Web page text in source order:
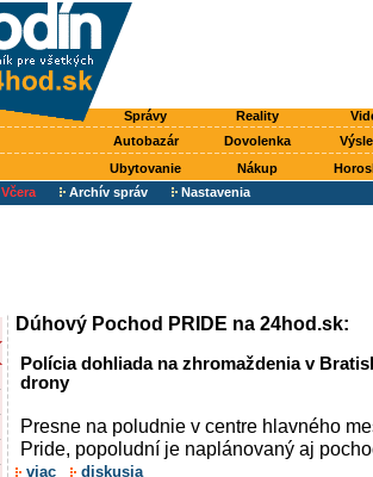
Správy Reality
Autobazár Dovolenka
Ubytovanie Nákup
Včera Archív správ Nastavenia
Dúhový Pochod PRIDE na 24hod.sk:
Polícia dohliada na zhromaždenia v
drony
Presne na poludnie v centre hlavného
Pride, popoludní je naplánovaný aj
viac diskusia